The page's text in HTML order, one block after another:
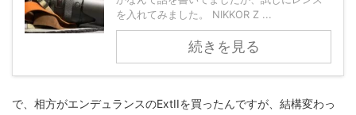
iPhone K-1
M(Typ240) minolta MX nikki Nikon
を入れてみました。 NIKKOR Z ...
続きを見る
で、相方がエンデュランスのExtIIを買ったんですが、結構変わっ